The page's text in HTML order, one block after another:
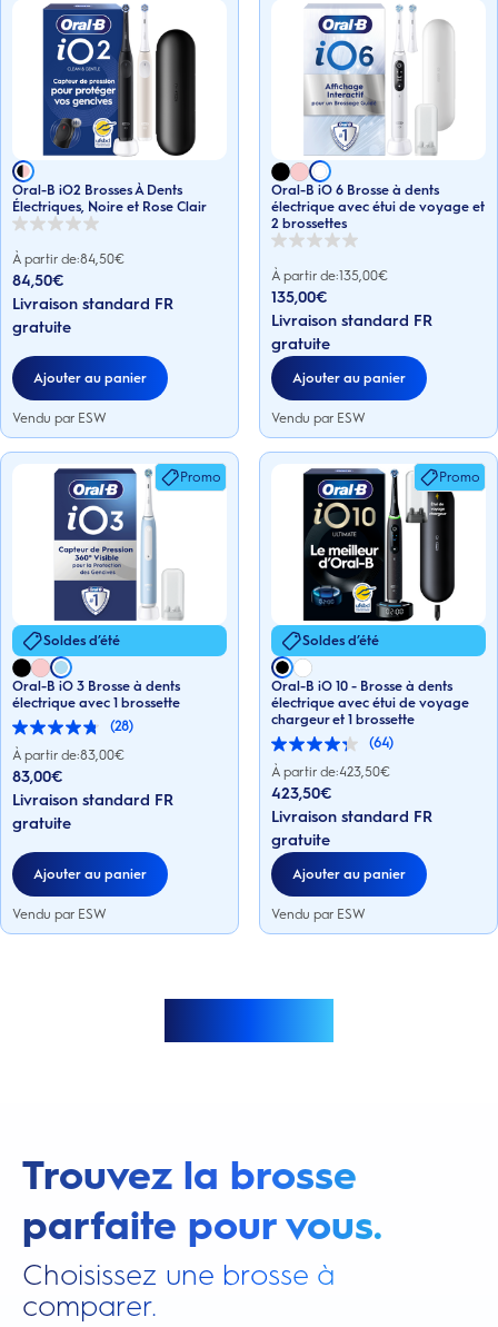
Oral-B iO2 Brosses À Dents
Électriques, Noire et Rose Clair
0.0
sur
5
étoiles.
À partir de:84,50€
84,50€
Livraison standard FR
gratuite
Ajouter au panier
Vendu par ESW
Oral-B iO 6 Brosse à dents
électrique avec étui de voyage et
2 brossettes
0.0
sur
5
étoiles.
À partir de:135,00€
135,00€
Livraison standard FR
gratuite
Ajouter au panier
Vendu par ESW
Promo
Soldes d’été
Oral-B iO 3 Brosse à dents
électrique avec 1 brossette
(28)
4.8
sur
5
étoiles.
28
avis
À partir de:83,00€
83,00€
Livraison standard FR
gratuite
Ajouter au panier
Vendu par ESW
Promo
Soldes d’été
Oral-B iO 10 - Brosse à dents
électrique avec étui de voyage
chargeur et 1 brossette
(64)
4.3
sur
5
étoiles.
64
avis
À partir de:423,50€
423,50€
Livraison standard FR
gratuite
Ajouter au panier
Vendu par ESW
Trouvez la brosse
parfaite pour vous.
Choisissez une brosse à
comparer.